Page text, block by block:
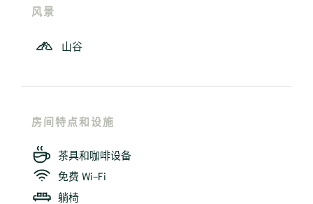
风景
山谷
房间特点和设施
茶具和咖啡设备
免费 Wi-Fi
躺椅